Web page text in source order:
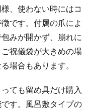
、使わない時にはコ
です。付属の爪によ
みが開かず、崩れに
祝儀袋が大きめの場
場合もあります。
ても留め具だけ購入
す。風呂敷タイプの